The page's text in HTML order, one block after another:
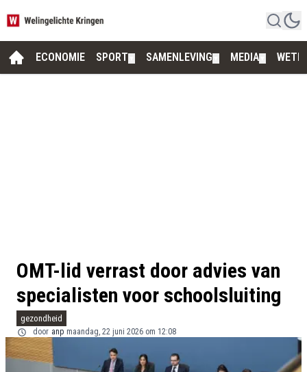
ECONOMIE SPORT SAMENLEVING MEDIA
OMT-lid verrast door advies van
specialisten voor schoolsluiting
gezondheid
door anp maandag, 22 juni 2026 om 12:08